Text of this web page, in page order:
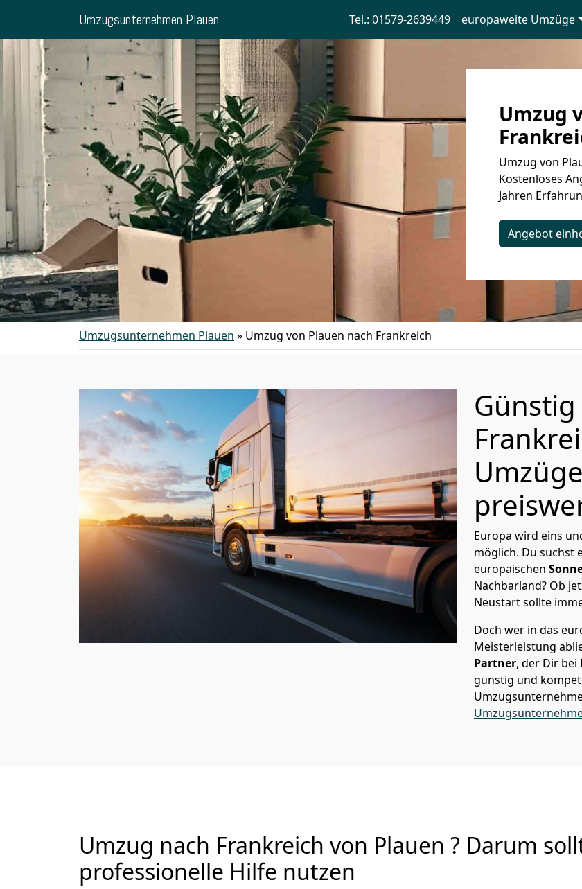
Umzugsunternehmen Plauen Tel.: 01579-2639449 europaweite Umzüge
Umzug
Umzug von
Kostenloses
Jahren
Angebot
Umzugsunternehmen Plauen » Umzug von Plauen nach Frankreich
Europa wird eins
möglich. Du suchst
europäischen
Nachbarland? Ob
Neustart sollte
Doch wer in das
Meisterleistung
Partner, der Dir bei
günstig und
Umzug nach Frankreich von Plauen ? Darum
professionelle Hilfe nutzen